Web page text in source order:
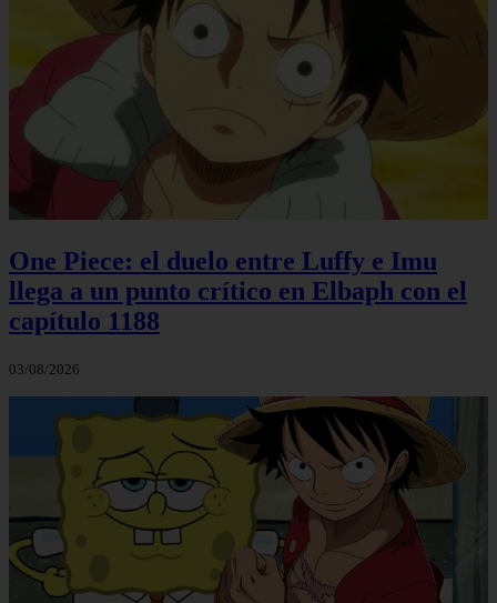
One Piece: el duelo entre Luffy e Imu
llega a un punto crítico en Elbaph con el
capítulo 1188
03/08/2026